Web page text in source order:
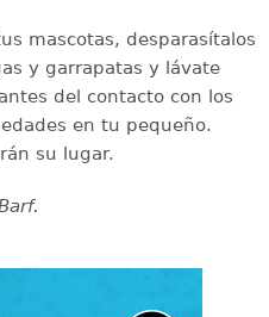
mascotas, desparasítalos
y garrapatas y lávate
del contacto con los
en tu pequeño.
su lugar.